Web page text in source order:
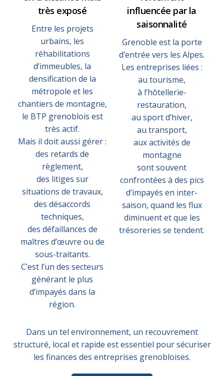
très exposé
Entre les projets
urbains, les
réhabilitations
d’immeubles, la
densification de la
métropole et les
chantiers de montagne,
le BTP grenoblois est
très actif.
Mais il doit aussi gérer :
des retards de
règlement,
des litiges sur
situations de travaux,
des désaccords
techniques,
des défaillances de
maîtres d’œuvre ou de
sous-traitants.
C’est l’un des secteurs
générant le plus
d’impayés dans la
région.
influencée par la
saisonnalité
Grenoble est la porte
d’entrée vers les Alpes.
Les entreprises liées :
au tourisme,
à l’hôtellerie-
restauration,
au sport d’hiver,
au transport,
aux activités de
montagne
sont souvent
confrontées à des pics
d’impayés en inter-
saison, quand les flux
diminuent et que les
trésoreries se tendent.
Dans un tel environnement, un recouvrement
structuré, local et rapide est essentiel pour sécuriser
les finances des entreprises grenobloises.